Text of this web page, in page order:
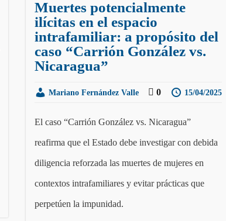
Muertes potencialmente
ilícitas en el espacio
intrafamiliar: a propósito del
caso “Carrión González vs.
Nicaragua”
Mariano Fernández Valle 0 15/04/2025
El caso “Carrión González vs. Nicaragua”
reafirma que el Estado debe investigar con debida
diligencia reforzada las muertes de mujeres en
contextos intrafamiliares y evitar prácticas que
perpetúen la impunidad.